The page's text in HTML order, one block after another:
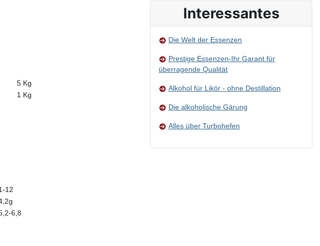
5 Kg
1 Kg
12
6,8
Interessantes
Die Welt der Essenzen
Prestige Essenzen-Ihr Garant für
überragende Qualität
Alkohol für Likör - ohne Destillation
Die alkoholische Gärung
Alles über Turbohefen